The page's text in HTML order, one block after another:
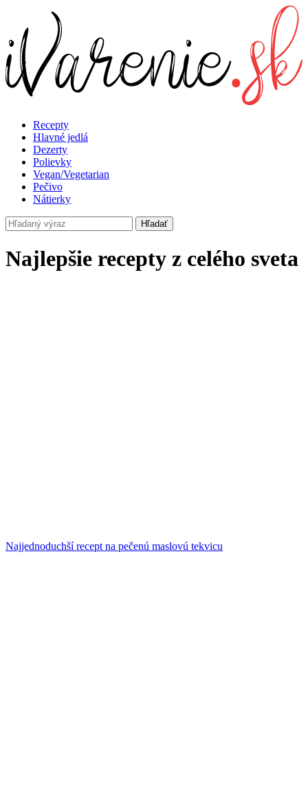
Recepty
Hlavné jedlá
Dezerty
Polievky
Vegan/Vegetarian
Pečivo
Nátierky
Hľadať
Najlepšie recepty z celého sveta
Najjednoduchší recept na pečenú maslovú tekvicu